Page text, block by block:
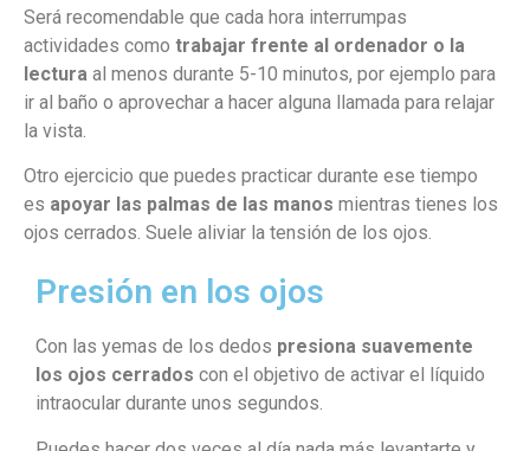
Será recomendable que cada hora interrumpas
actividades como trabajar frente al ordenador o la
lectura al menos durante 5-10 minutos, por ejemplo para
ir al baño o aprovechar a hacer alguna llamada para relajar
la vista.
Otro ejercicio que puedes practicar durante ese tiempo
es apoyar las palmas de las manos mientras tienes los
ojos cerrados. Suele aliviar la tensión de los ojos.
Presión en los ojos
Con las yemas de los dedos presiona suavemente
los ojos cerrados con el objetivo de activar el líquido
intraocular durante unos segundos.